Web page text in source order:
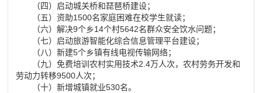
（四）启动城关桥和琵琶桥建设；
（五）资助1500名家庭困难在校学生就读；
（六）解决9个乡14个村5642名群众安全饮水问题；
（七）启动旅游智能化综合信息管理平台建设；
（八）新建5个乡镇有线电视传输网络；
（九）免费培训农村实用技术2.4万人次，农村劳务开发和
劳动力转移9500人次；
（十）新增城镇就业530名。